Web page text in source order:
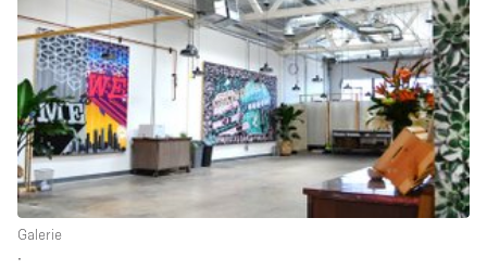
Evenementruimte
Foto / Filmstudio
Galerie
Hal
Herenhuis / Huis
Galerie
∙